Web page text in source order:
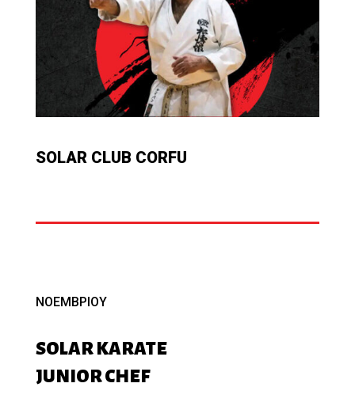
SOLAR CLUB CORFU
ΝΟΕΜΒΡΙΟΥ
SOLAR KARATE
JUNIOR CHEF